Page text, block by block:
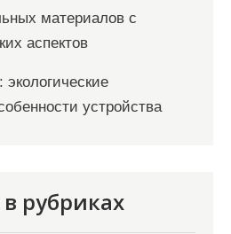
материалов с
аспектов
устройства
рубриках